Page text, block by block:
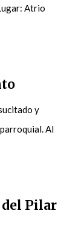
Atrio
y
Al
del Pilar